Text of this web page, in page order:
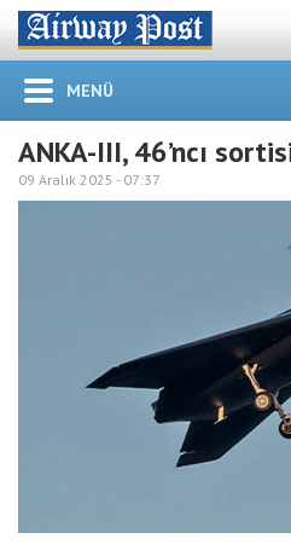
MENÜ
ANKA-III, 46’ncı
09 Aralık 2025 - 07:37